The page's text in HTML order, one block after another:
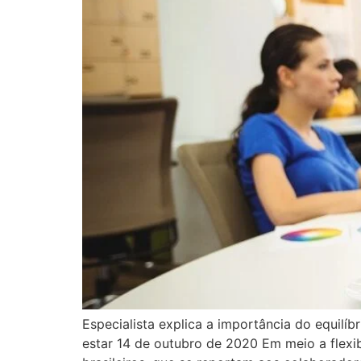
Especialista explica a importância do
estar 14 de outubro de 2020 Em meio a